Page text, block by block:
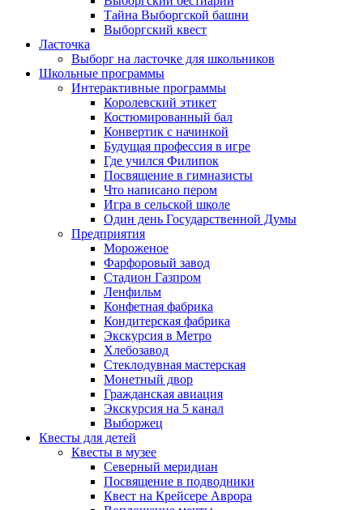
Тайна Выборгской башни
Выборгский квест
Ласточка
Выборг на ласточке для школьников
Школьные программы
Интерактивные программы
Королевский этикет
Костюмированный бал
Конвертик с начинкой
Будущая профессия в игре
Где учился Филипок
Посвящение в гимназисты
Что написано пером
Игра в сельской школе
Один день Государственной Думы
Предприятия
Мороженое
Фарфоровый завод
Стадион Газпром
Ленфильм
Конфетная фабрика
Кондитерская фабрика
Экскурсия в Метро
Хлебозавод
Стеклодувная мастерская
Монетный двор
Гражданская авиация
Экскурсия на 5 канал
Выборжец
Квесты для детей
Квесты в музее
Северный меридиан
Посвящение в подводники
Квест на Крейсере Аврора